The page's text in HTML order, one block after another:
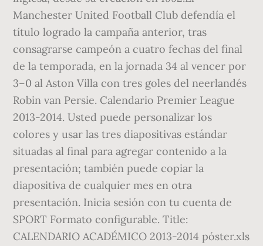
Manchester United Football Club defendía el
título logrado la campaña anterior, tras
consagrarse campeón a cuatro fechas del final
de la temporada, en la jornada 34 al vencer por
3–0 al Aston Villa con tres goles del neerlandés
Robin van Persie. Calendario Premier League
2013-2014. Usted puede personalizar los
colores y usar las tres diapositivas estándar
situadas al final para agregar contenido a la
presentación; también puede copiar la
diapositiva de cualquier mes en otra
presentación. Inicia sesión con tu cuenta de
SPORT Formato configurable. Title:
CALENDARIO ACADÉMICO 2013-2014 póster.xls